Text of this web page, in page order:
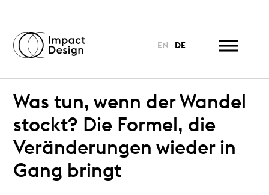
EN DE
Was tun, wenn der Wandel
stockt? Die Formel, die
Veränderungen wieder in
Gang bringt